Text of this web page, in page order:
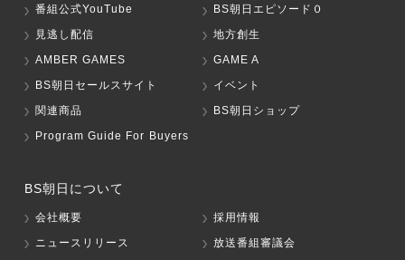
番組公式YouTube
BS朝日エピソード０
見逃し配信
地方創生
AMBER GAMES
GAME A
BS朝日セールスサイト
イベント
関連商品
BS朝日ショップ
Program Guide For Buyers
BS朝日について
会社概要
採用情報
ニュースリリース
放送番組審議会